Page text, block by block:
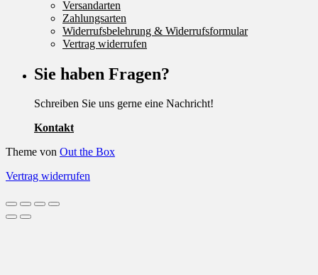
Versandarten
Zahlungsarten
Widerrufsbelehrung & Widerrufsformular
Vertrag widerrufen
Sie haben Fragen?
Schreiben Sie uns gerne eine Nachricht!
Kontakt
Theme von Out the Box
Vertrag widerrufen